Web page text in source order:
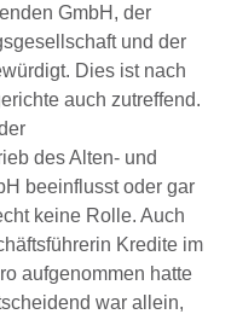
GmbH, der
und der
Dies ist nach
auch zutreffend.
des Alten- und
beeinflusst oder gar
keine Rolle. Auch
Kredite im
aufgenommen hatte
war allein,